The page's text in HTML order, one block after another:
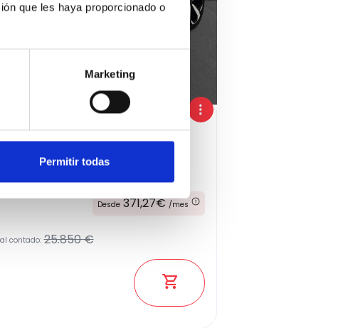
que les haya proporcionado o
Marketing
Permitir todas
Desde 371,27€/mes
contado: 25.850 €